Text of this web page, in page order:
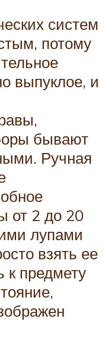
систем
потому
выпуклое, и
бывают
Ручная
от 2 до 20
лупами
взять ее
к предмету